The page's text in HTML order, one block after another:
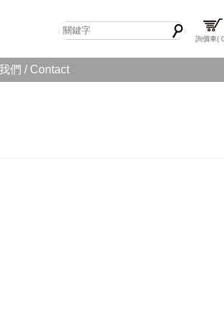
詢價車(
們 / Contact